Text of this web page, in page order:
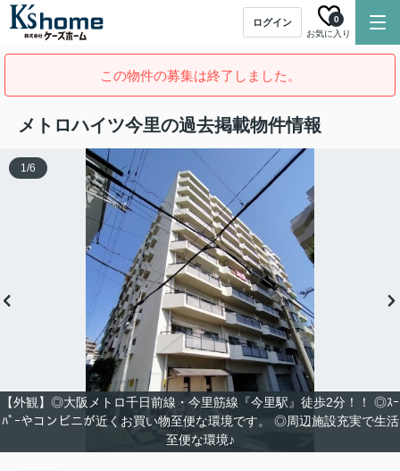
ログイン
お気に入り
0
この物件の募集は終了しました。
メトロハイツ今里の過去掲載物件情報
【外観】◎大阪メトロ千日前線・今里筋線『今里駅』徒歩2分！！ ◎ｽｰ
ﾊﾟｰやコンビニが近くお買い物至便な環境です。 ◎周辺施設充実で生活
至便な環境♪
1/6